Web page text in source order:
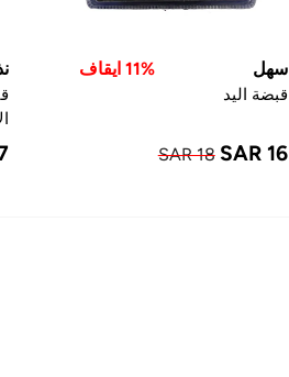
سهل 11% ايقاف
قبضة اليد
SAR 18 SAR 16